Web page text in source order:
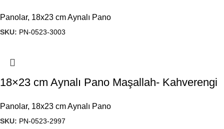
Panolar, 18x23 cm Aynalı Pano
SKU: PN-0523-3003
18×23 cm Aynalı Pano Maşallah- Kahverengi
Panolar, 18x23 cm Aynalı Pano
SKU: PN-0523-2997